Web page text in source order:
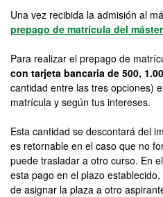
Una vez recibida la admisión al
prepago de matrícula del
Para realizar el prepago de
con tarjeta bancaria de 500,
cantidad entre las tres opciones)
matrícula y según tus intereses.
Esta cantidad se descontará del
es retornable en el caso que no
puede trasladar a otro curso. En
esta pago en el plazo
de asignar la plaza a otro